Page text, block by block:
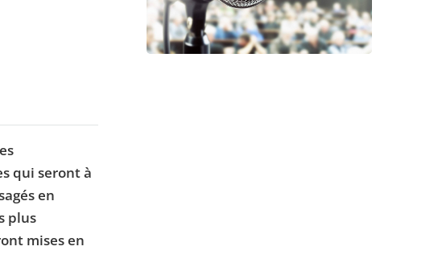
qui seront à
en
plus
mises en